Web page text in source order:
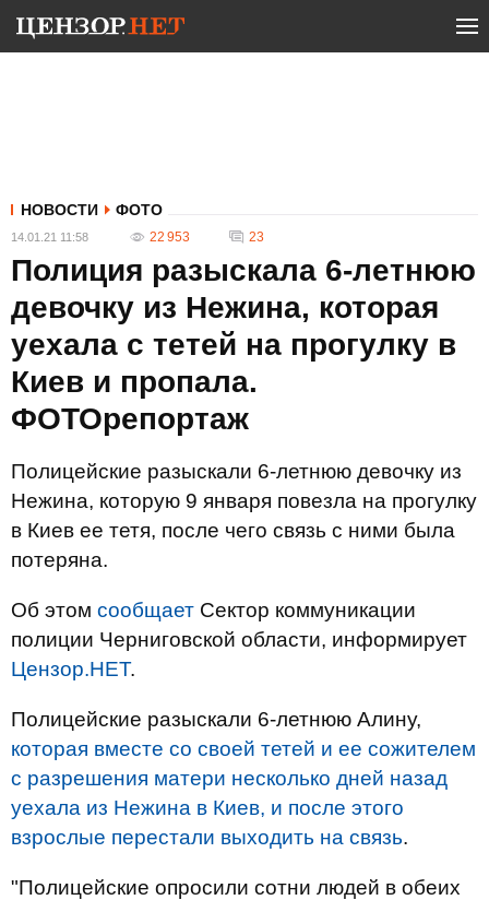
НОВОСТИ ФОТО
14.01.21 11:58 22 953 23
Полиция разыскала 6-летнюю
девочку из Нежина, которая
уехала с тетей на прогулку в
Киев и пропала.
ФОТОрепортаж
Полицейские разыскали 6-летнюю девочку из
Нежина, которую 9 января повезла на прогулку
в Киев ее тетя, после чего связь с ними была
потеряна.
Об этом сообщает Сектор коммуникации
полиции Черниговской области, информирует
Цензор.НЕТ.
Полицейские разыскали 6-летнюю Алину,
которая вместе со своей тетей и ее сожителем
с разрешения матери несколько дней назад
уехала из Нежина в Киев, и после этого
взрослые перестали выходить на связь.
"Полицейские опросили сотни людей в обеих